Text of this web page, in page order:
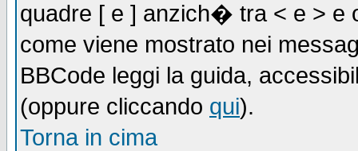
quadre [ e ] anzich� tra < e > e
come viene mostrato nei
BBCode leggi la guida,
(oppure cliccando qui).
Torna in cima